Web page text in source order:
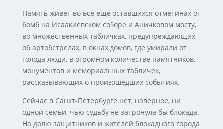
Память живет во все еще оставшихся отметинах от
бомб на Исаакиевском соборе и Аничковом мосту,
во множественных табличках, предупреждающих
об артобстрелах, в окнах домов, где умирали от
голода люди, в огромном количестве памятников,
монументов и мемориальных табличек,
рассказывающих о произошедших событиях.
Сейчас в Санкт-Петербурге нет, наверное, ни
одной семьи, чью судьбу не затронула бы блокада.
На долю защитников и жителей блокадного города